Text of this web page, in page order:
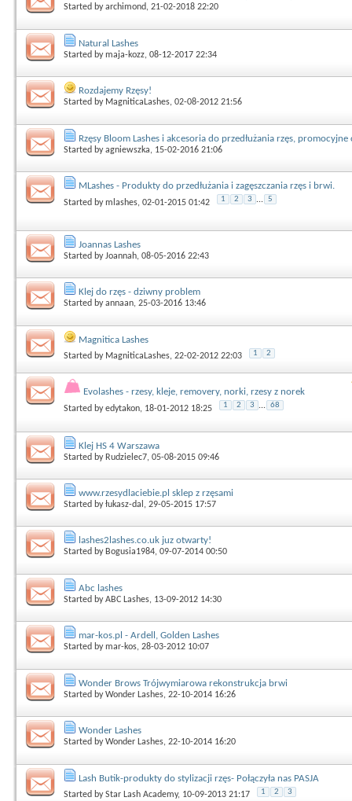
Started byarchimond, 21-02-2018 22:20
Natural Lashes
Started bymaja-kozz, 08-12-2017 22:34
Rozdajemy Rzęsy!
Started by MagniticaLashes, 02-08-2012 21:56
Rzęsy Bloom Lashes i akcesoria do przedłużania rzęs, promocyjne
Started byagniewszka, 15-02-2016 21:06
MLashes - Produkty do przedłużania i zagęszczania rzęs i brwi.
Started bymlashes, 02-01-2015 01:42 1 2 3 ... 5
Joannas Lashes
Started byJoannah, 08-05-2016 22:43
Klej do rzęs - dziwny problem
Started byannaan, 25-03-2016 13:46
Magnitica Lashes
Started by MagniticaLashes, 22-02-2012 22:03 1 2
Evolashes - rzesy, kleje, removery, norki, rzesy z norek
Started byedytakon, 18-01-2012 18:25 1 2 3 ... 68
Klej HS 4 Warszawa
Started by Rudzielec7, 05-08-2015 09:46
www.rzesydlaciebie.pl sklep z rzęsami
Started byłukasz-dal , 29-05-2015 17:57
lashes2lashes.co.uk juz otwarty!
Started byBogusia1984, 09-07-2014 00:50
Abc lashes
Started byABC Lashes, 13-09-2012 14:30
mar-kos.pl - Ardell, Golden Lashes
Started bymar-kos, 28-03-2012 10:07
Wonder Brows Trójwymiarowa rekonstrukcja brwi
Started byWonder Lashes, 22-10-2014 16:26
Wonder Lashes
Started byWonder Lashes, 22-10-2014 16:20
Lash Butik-produkty do stylizacji rzęs- Połączyła nas PASJA
Started byStar Lash Academy, 10-09-2013 21:17 1 2 3